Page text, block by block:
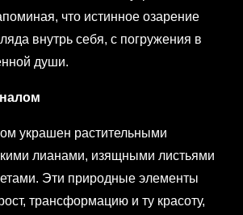
что истинное озарение
внутрь себя, с погружения в
души.
украшен растительными
лианами, изящными листьями
Эти природные элементы
трансформацию и ту красоту,